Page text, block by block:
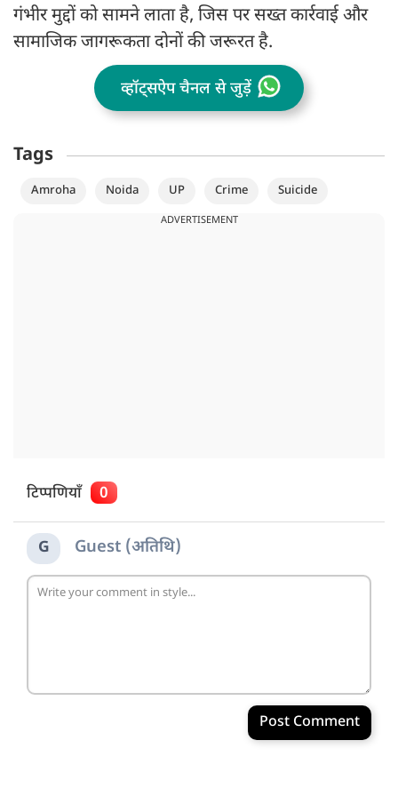
गंभीर मुद्दों को सामने लाता है, जिस पर सख्त कार्रवाई और
सामाजिक जागरूकता दोनों की जरूरत है.
व्हॉट्सऐप चैनल से जुड़ें
Tags
Amroha Noida UP Crime Suicide
ADVERTISEMENT
टिप्पणियाँ 0
G Guest (अतिथि)
Post Comment